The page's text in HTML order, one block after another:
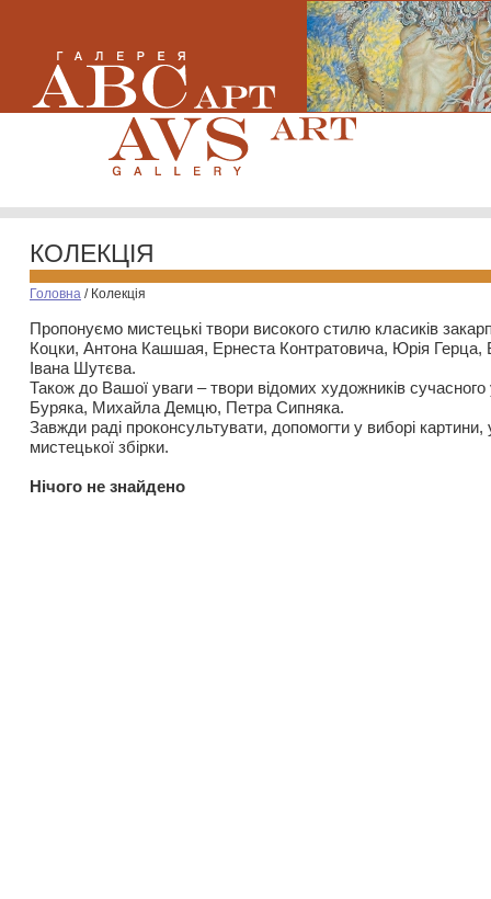
КОЛЕКЦІЯ
Головна / Колекція
Пропонуємо мистецькі твори високого стилю класиків
Коцки, Антона Кашшая, Ернеста Контратовича, Юрія
Івана Шутєва.
Також до Вашої уваги – твори відомих художників
Буряка, Михайла Демцю, Петра Сипняка.
Завжди раді проконсультувати, допомогти у виборі картини,
мистецької збірки.
Нiчого не знайдено